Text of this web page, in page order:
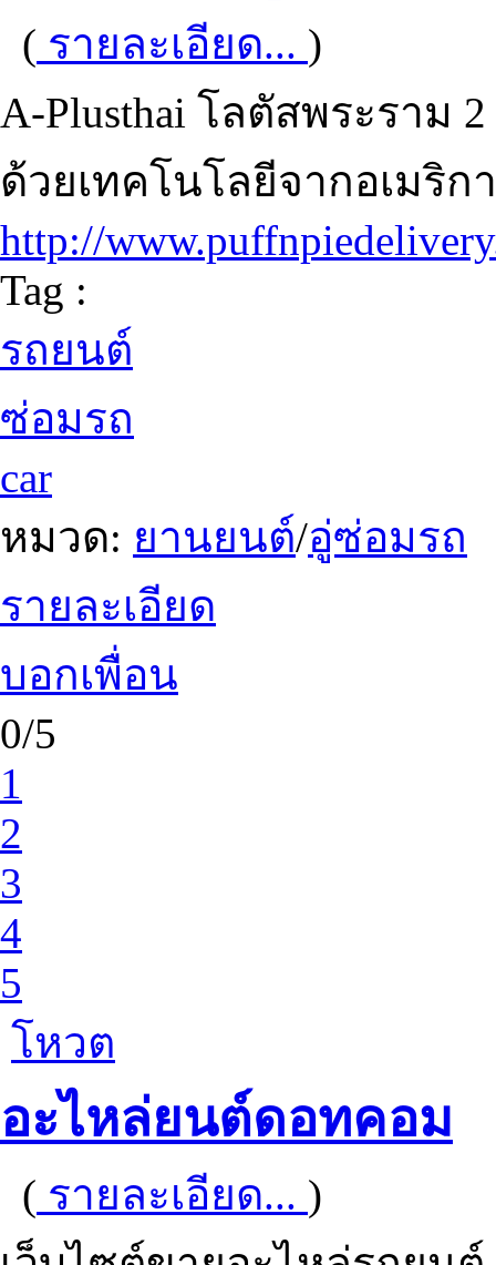
( รายละเอียด... )
A-Plusthai โลตัสพระราม
ด้วยเทคโนโลยีจากอเมริก
http://
Tag :
รถยนต์
ซ่อมรถ
car
หมวด: ยานยนต์/อู่ซ่อมรถ
รายละเอียด
บอกเพื่อน
0/5
1
2
3
4
5
โหวต
อะไหล่ยนต์ดอทคอม
( รายละเอียด... )